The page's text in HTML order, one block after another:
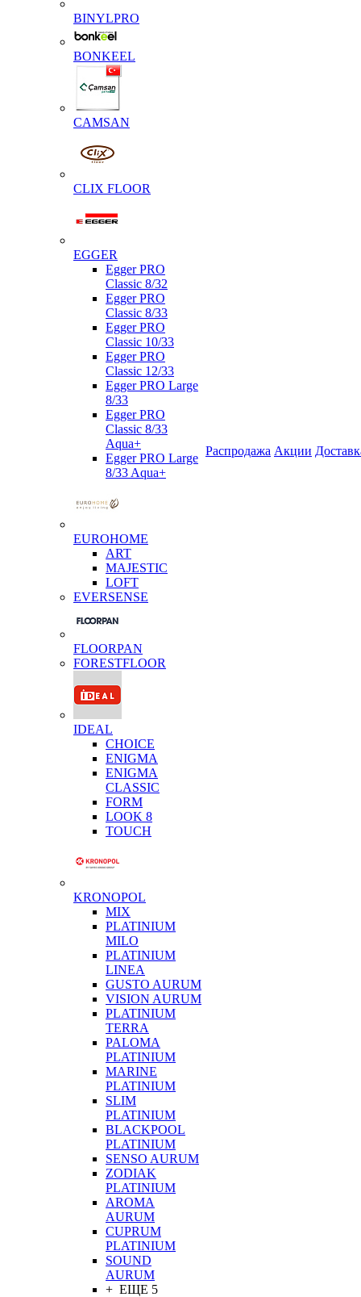
BINYLPRO
BONKEEL
CAMSAN
CLIX FLOOR
EGGER
Egger PRO
Classic 8/32
Egger PRO
Classic 8/33
Egger PRO
Classic 10/33
Egger PRO
Classic 12/33
Egger PRO Large
8/33
Egger PRO
Classic 8/33
Aqua+
Egger PRO Large
8/33 Aqua+
EUROHOME
ART
MAJESTIC
LOFT
EVERSENSE
FLOORPAN
FORESTFLOOR
IDEAL
CHOICE
ENIGMA
ENIGMA
CLASSIC
FORM
LOOK 8
TOUCH
KRONOPOL
MIX
PLATINIUM
MILO
PLATINIUM
LINEA
GUSTO AURUM
VISION AURUM
PLATINIUM
TERRA
PALOMA
PLATINIUM
MARINE
PLATINIUM
SLIM
PLATINIUM
BLACKPOOL
PLATINIUM
SENSO AURUM
ZODIAK
PLATINIUM
AROMA
AURUM
CUPRUM
PLATINIUM
SOUND
AURUM
+ ЕЩЕ 5
Распродажа Акции